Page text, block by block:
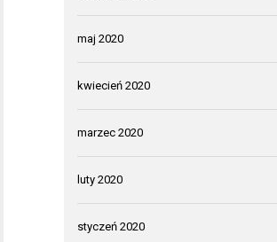
maj 2020
kwiecień 2020
marzec 2020
luty 2020
styczeń 2020